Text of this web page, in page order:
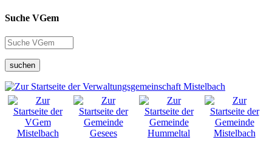
Suche VGem
suchen